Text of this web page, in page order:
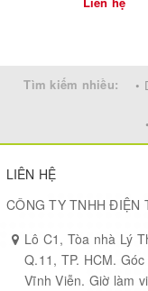
Outline
dimensions
Chassis
height
Tìm kiếm nhiều: •
LIÊN HỆ
CÔNG TY TNHH ĐIỆN
Lô C1, Tòa nhà Lý
Q.11, TP. HCM.
Vĩnh Viễn. Giờ làm